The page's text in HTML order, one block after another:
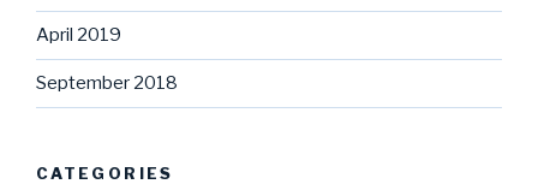
April 2019
September 2018
CATEGORIES